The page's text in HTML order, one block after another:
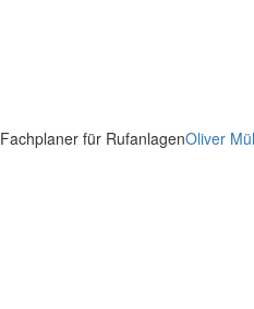
Fachplaner für RufanlagenOliver